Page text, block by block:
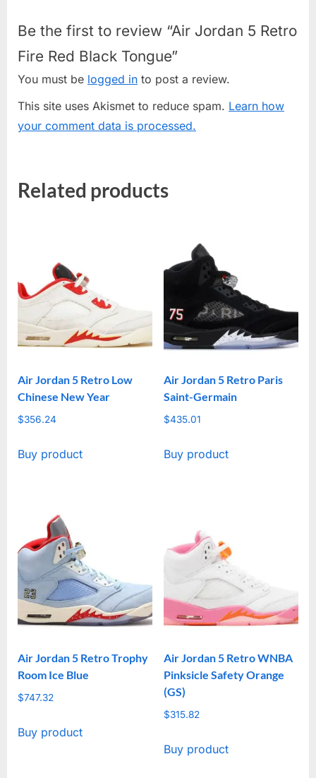
Be the first to review “Air Jordan 5 Retro
Fire Red Black Tongue”
You must be logged in to post a review.
This site uses Akismet to reduce spam. Learn how
your comment data is processed.
Related products
Air Jordan 5 Retro Low
Chinese New Year
$356.24
Buy product
Air Jordan 5 Retro Paris
Saint-Germain
$435.01
Buy product
Air Jordan 5 Retro Trophy
Room Ice Blue
$747.32
Buy product
Air Jordan 5 Retro WNBA
Pinksicle Safety Orange
(GS)
$315.82
Buy product